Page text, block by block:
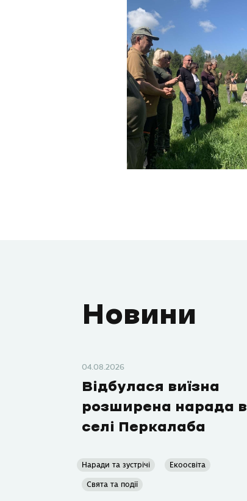
Новини
04.08.2026
Відбулася виїзна
розширена нарада в
селі Перкалаба
Наради та зустрічі Екоосвіта
Свята та події